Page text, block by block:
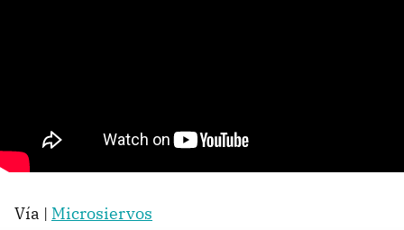
Vía | Microsiervos